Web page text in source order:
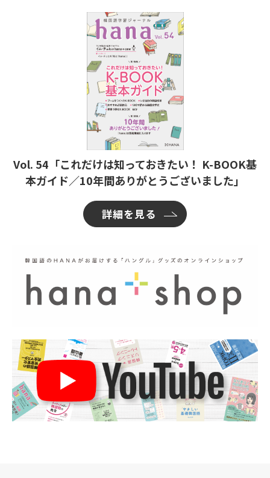
Vol. 54「これだけは知っておきたい！ K-BOOK基
本ガイド／10年間ありがとうございました」
詳細を見る